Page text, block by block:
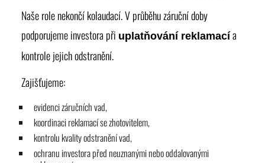
Naše role nekončí kolaudací. V průběhu záruční doby
podporujeme investora při uplatňování reklamacía
kontrole jejich odstranění.
Zajišťujeme:
evidenci záručních vad,
koordinaci reklamací se zhotovitelem,
kontrolu kvality odstranění vad,
ochranu investora před neuznanými nebo oddalovanými